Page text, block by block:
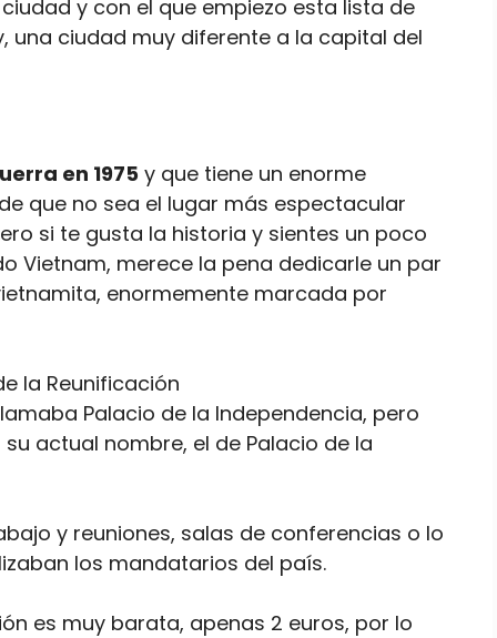
y con el que empiezo esta lista de
una ciudad muy diferente a la capital del
en 1975 y que tiene un enorme
que no sea el lugar más espectacular
si te gusta la historia y sientes un poco
Vietnam, merece la pena dedicarle un par
enormemente marcada por
Palacio de la Independencia, pero
actual nombre, el de Palacio de la
y reuniones, salas de conferencias o lo
los mandatarios del país.
es muy barata, apenas 2 euros, por lo